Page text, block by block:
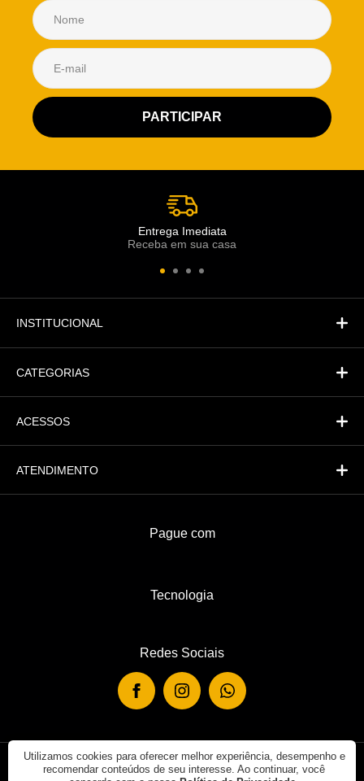
Entrega Imediata
Receba em sua casa
INSTITUCIONAL
CATEGORIAS
ACESSOS
ATENDIMENTO
Pague com
Tecnologia
Redes Sociais
© 2019 - Rei de Casa. Todos os direitos reservados.
Atendimento Rei de Casa
Utilizamos cookies para oferecer melhor experiência, desempenho e
recomendar conteúdos de seu interesse. Ao continuar, você